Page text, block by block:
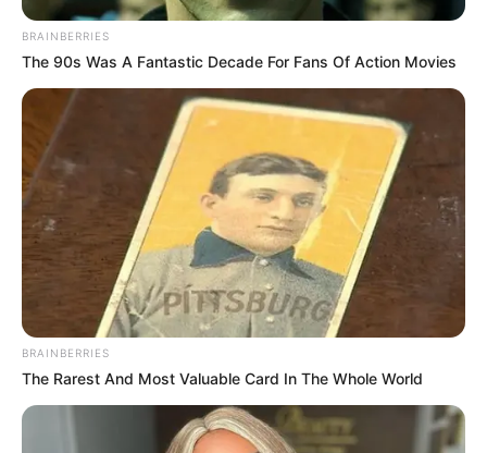
BRAINBERRIES
The 90s Was A Fantastic Decade For Fans Of Action Movies
BRAINBERRIES
The Rarest And Most Valuable Card In The Whole World